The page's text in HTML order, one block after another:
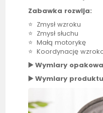
Zabawka rozwija:
⭐ Zmysł wzroku
⭐ Zmysł słuchu
⭐ Małą motorykę
⭐ Koordynację
▶️ Wymiary
▶️ Wymiary